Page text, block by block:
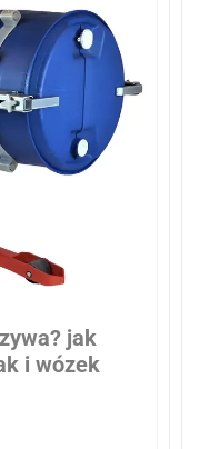
jak
i wózek